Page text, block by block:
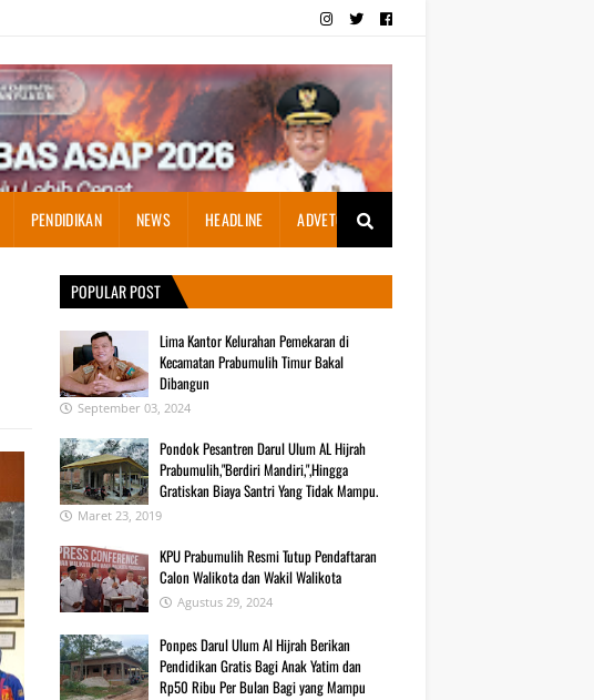
PENDIDIKAN NEWS HEADLINE ADVETORIAL
POPULAR POST
Lima Kantor Kelurahan Pemekaran di
Kecamatan Prabumulih Timur Bakal
Dibangun
September 03, 2024
Pondok Pesantren Darul Ulum AL Hijrah
Prabumulih,"Berdiri Mandiri,",Hingga
Gratiskan Biaya Santri Yang Tidak Mampu.
Maret 23, 2019
KPU Prabumulih Resmi Tutup Pendaftaran
Calon Walikota dan Wakil Walikota
Agustus 29, 2024
Ponpes Darul Ulum Al Hijrah Berikan
Pendidikan Gratis Bagi Anak Yatim dan
Rp50 Ribu Per Bulan Bagi yang Mampu